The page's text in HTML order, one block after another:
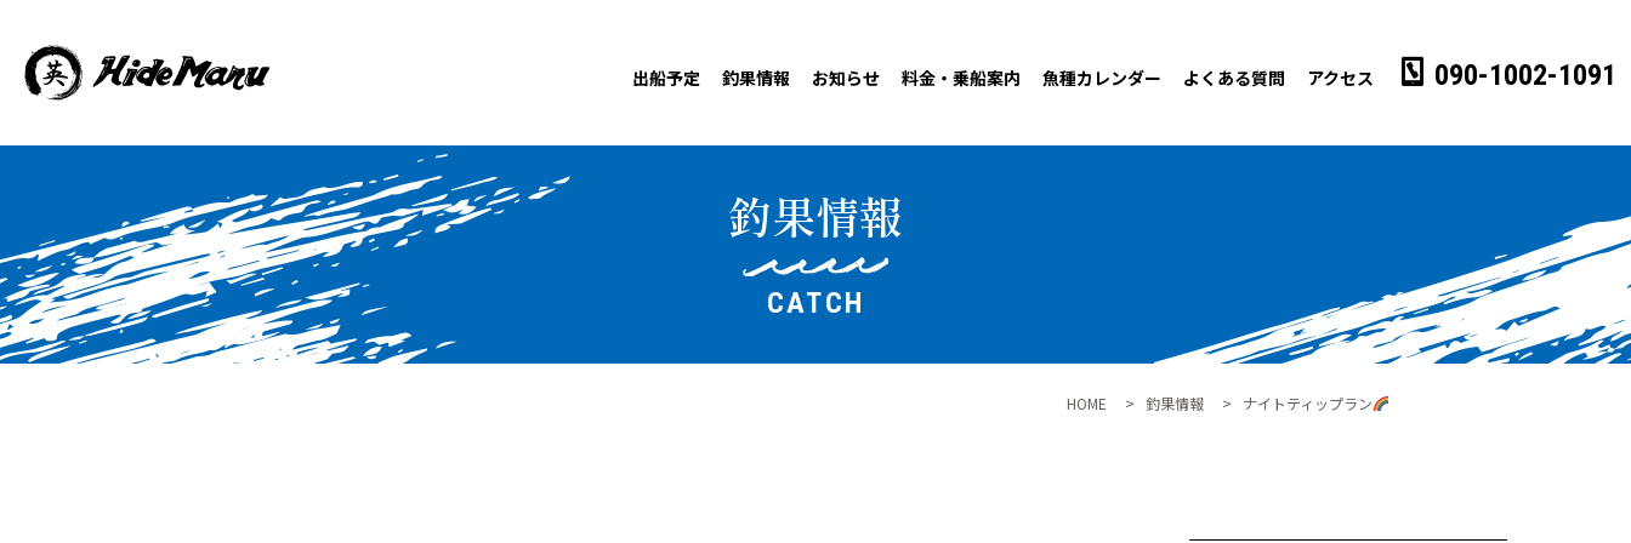
出船予定 釣果情報 お知らせ 料金・乗船案内 魚種カレンダー よくある質問 アクセス 090-1002-1091
釣果情報
CATCH
HOME > 釣果情報 > ナイトティップラン